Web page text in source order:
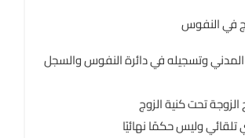
في النفوس
المدني وتسجيله في دائرة النفوس والسجل
الزوجة تحت كنية الزوج
تلقائي وليس حكمًا نهائيًا